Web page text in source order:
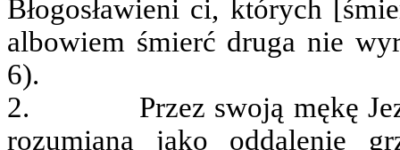
Błogosławieni ci, których
albowiem śmierć druga nie
6).
2. Przez swoją mękę Jezus
rozumianą jako oddalenie